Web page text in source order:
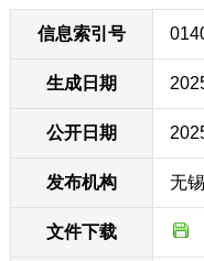
信息索引号
生成日期
公开日期
发布机构 无
文件下载